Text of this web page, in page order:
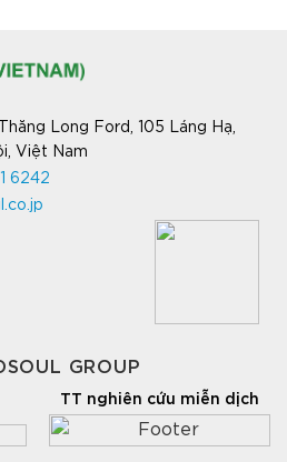
Long Ford, 105 Láng Hạ,
Việt Nam
6242
GROUP
TT nghiên cứu miễn dịch